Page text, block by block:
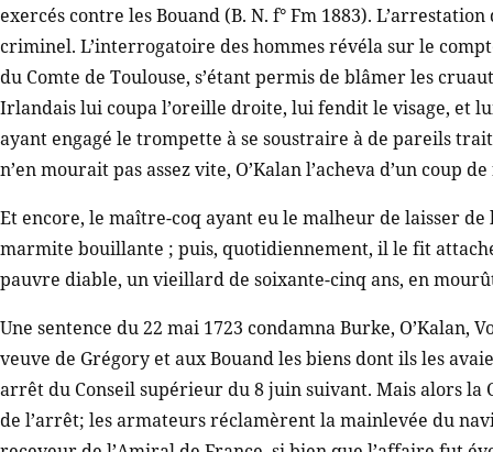
exercés contre les Bouand (B. N. f° Fm 1883).
criminel. L’interrogatoire des hommes révéla sur le
du Comte de Toulouse, s’étant permis de blâmer les
Irlandais lui coupa l’oreille droite, lui fendit le visage, et
ayant engagé le trompette à se soustraire à de pareils
n’en mourait pas assez vite, O’Kalan l’acheva d’un coup
Et encore, le maître-coq ayant eu le malheur de laisser
marmite bouillante ; puis, quotidiennement, il le fit
pauvre diable, un vieillard de soixante-cinq ans, en
Une sentence du 22 mai 1723 condamna Burke,
veuve de Grégory et aux Bouand les biens dont ils les
arrêt du Conseil supérieur du 8 juin suivant. Mais alors
de l’arrêt; les armateurs réclamèrent la mainlevée du